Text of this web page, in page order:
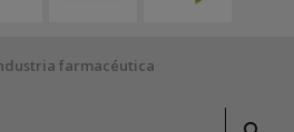
farmacéutica